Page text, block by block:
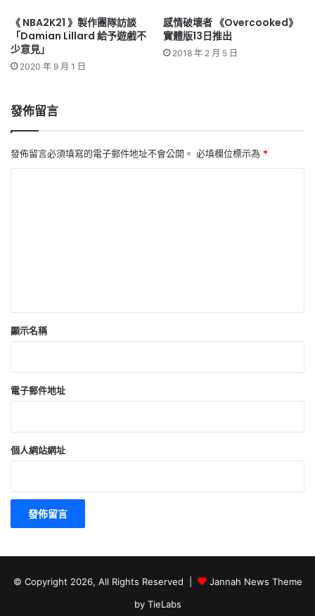
《 NBA2K21 》製作團隊訪談
「Damian Lillard 給予遊戲不
少意見」
2020 年 9 月 1 日
感情破壞者 《Overcooked》
實體版13日推出
2018 年 2 月 5 日
發佈留言
發佈留言必須填寫的電子郵件地址不會公開。 必填欄位標示為 *
顯示名稱
電子郵件地址
個人網站網址
© Copyright 2026, All Rights Reserved |
Jannah News Theme
by TieLabs